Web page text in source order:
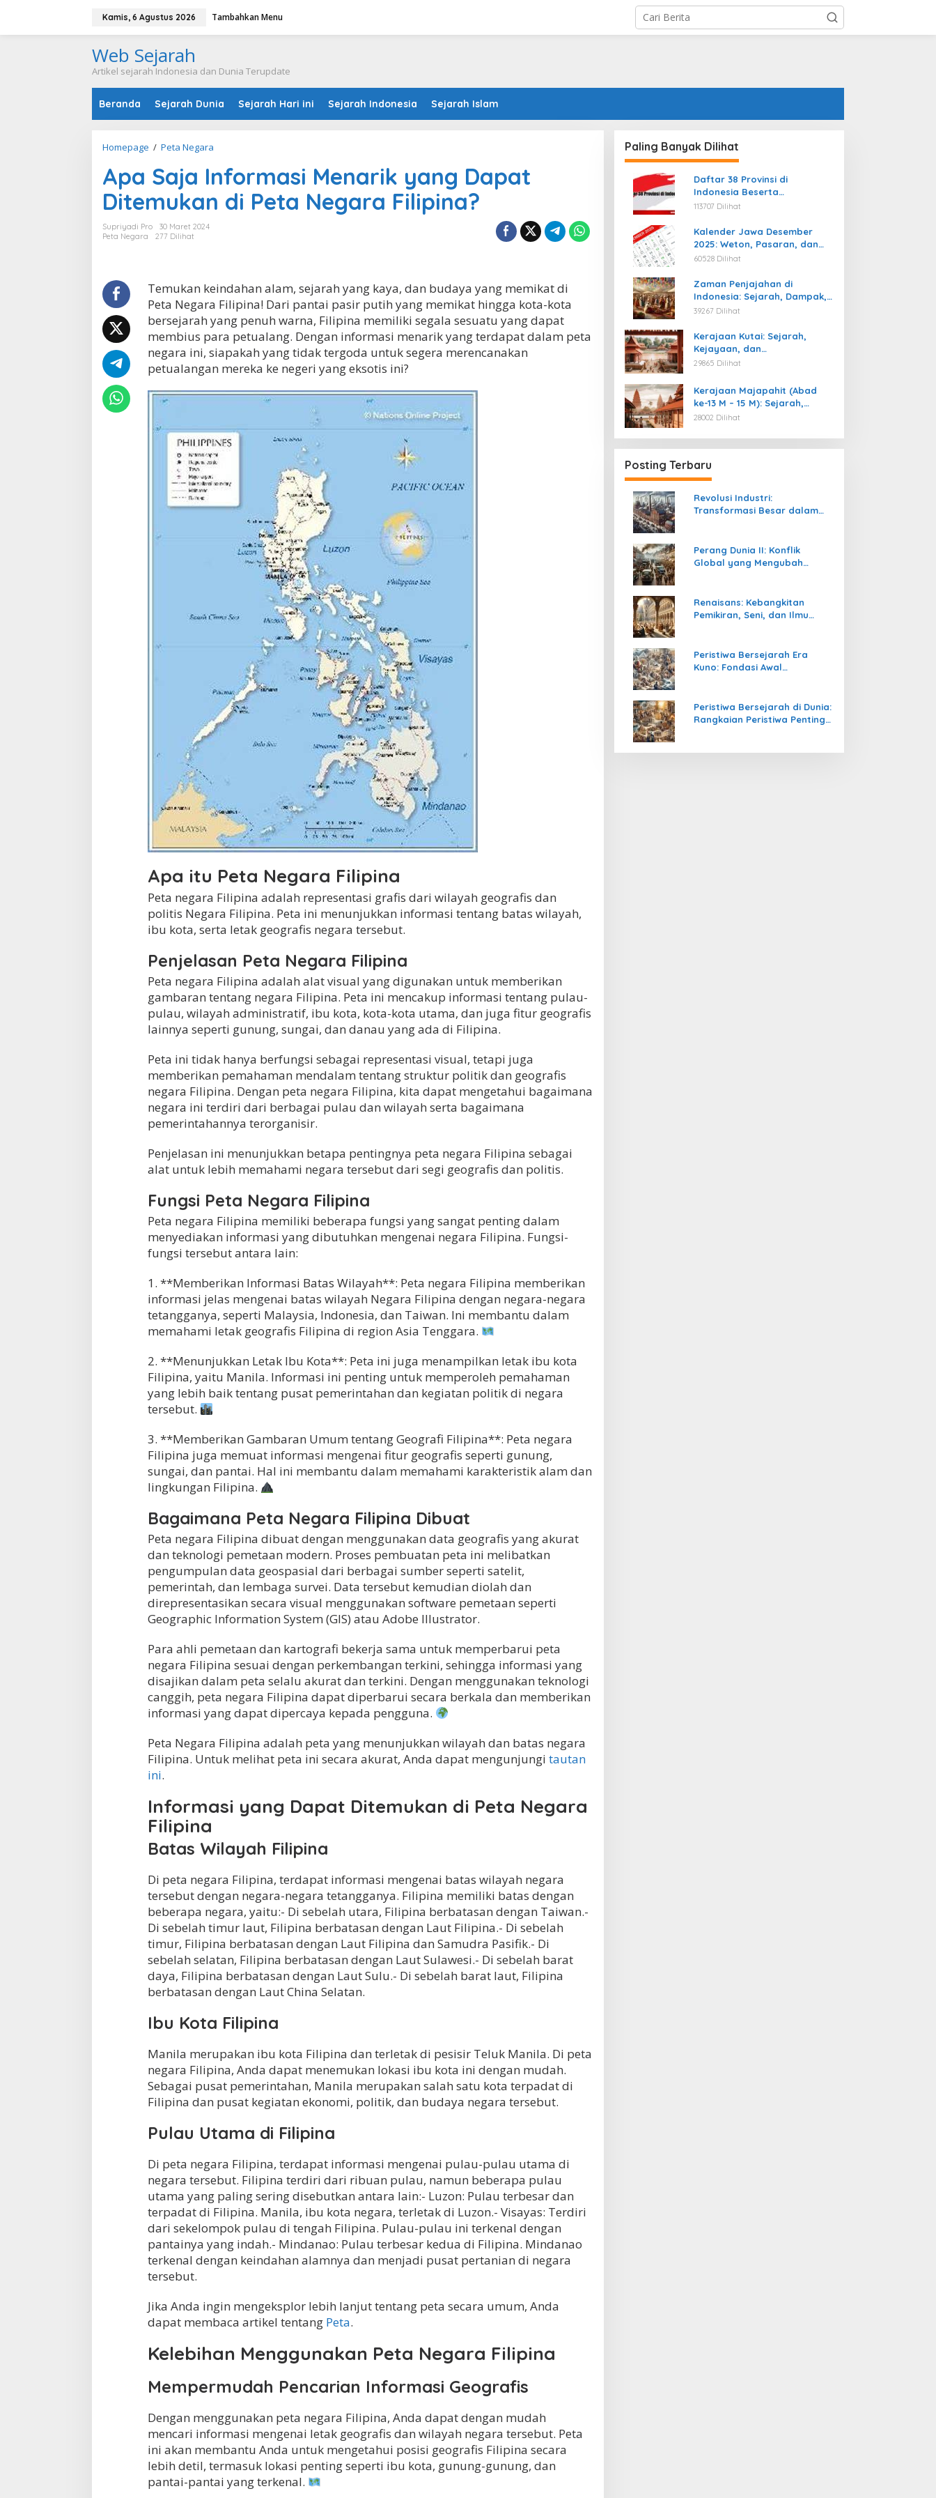
Kamis, 6 Agustus 2026 Tambahkan Menu
Web Sejarah
Artikel sejarah Indonesia dan Dunia Terupdate
Beranda Sejarah Dunia Sejarah Hari ini Sejarah Indonesia Sejarah Islam
Homepage / Peta Negara
a
S
a
j
r
m
a
s
i
M
e
n
r
y
a
n
D
p
u
k
P
e
t
a
N
F
l
i
a
?
Apa Saja Informasi Menarik yang Dapat
Ditemukan di Peta Negara Filipina?
Supriyadi Pro
30 Maret 2024
Peta Negara
277 Dilihat
Temukan keindahan alam, sejarah yang kaya, dan budaya yang memikat di
Peta Negara Filipina! Dari pantai pasir putih yang memikat hingga kota-kota
bersejarah yang penuh warna, Filipina memiliki segala sesuatu yang dapat
membius para petualang. Dengan informasi menarik yang terdapat dalam peta
negara ini, siapakah yang tidak tergoda untuk segera merencanakan
petualangan mereka ke negeri yang eksotis ini?
Apa itu Peta Negara Filipina
Peta negara Filipina adalah representasi grafis dari wilayah geografis dan
politis Negara Filipina. Peta ini menunjukkan informasi tentang batas wilayah,
ibu kota, serta letak geografis negara tersebut.
Penjelasan Peta Negara Filipina
Peta negara Filipina adalah alat visual yang digunakan untuk memberikan
gambaran tentang negara Filipina. Peta ini mencakup informasi tentang pulau-
pulau, wilayah administratif, ibu kota, kota-kota utama, dan juga fitur geografis
lainnya seperti gunung, sungai, dan danau yang ada di Filipina.
Peta ini tidak hanya berfungsi sebagai representasi visual, tetapi juga
memberikan pemahaman mendalam tentang struktur politik dan geografis
negara Filipina. Dengan peta negara Filipina, kita dapat mengetahui bagaimana
negara ini terdiri dari berbagai pulau dan wilayah serta bagaimana
pemerintahannya terorganisir.
Penjelasan ini menunjukkan betapa pentingnya peta negara Filipina sebagai
alat untuk lebih memahami negara tersebut dari segi geografis dan politis.
Fungsi Peta Negara Filipina
Peta negara Filipina memiliki beberapa fungsi yang sangat penting dalam
menyediakan informasi yang dibutuhkan mengenai negara Filipina. Fungsi-
fungsi tersebut antara lain:
1. **Memberikan Informasi Batas Wilayah**: Peta negara Filipina memberikan
informasi jelas mengenai batas wilayah Negara Filipina dengan negara-negara
tetangganya, seperti Malaysia, Indonesia, dan Taiwan. Ini membantu dalam
memahami letak geografis Filipina di region Asia Tenggara.
2. **Menunjukkan Letak Ibu Kota**: Peta ini juga menampilkan letak ibu kota
Filipina, yaitu Manila. Informasi ini penting untuk memperoleh pemahaman
yang lebih baik tentang pusat pemerintahan dan kegiatan politik di negara
tersebut.
3. **Memberikan Gambaran Umum tentang Geografi Filipina**: Peta negara
Filipina juga memuat informasi mengenai fitur geografis seperti gunung,
sungai, dan pantai. Hal ini membantu dalam memahami karakteristik alam dan
lingkungan Filipina.
Bagaimana Peta Negara Filipina Dibuat
Peta negara Filipina dibuat dengan menggunakan data geografis yang akurat
dan teknologi pemetaan modern. Proses pembuatan peta ini melibatkan
pengumpulan data geospasial dari berbagai sumber seperti satelit,
pemerintah, dan lembaga survei. Data tersebut kemudian diolah dan
direpresentasikan secara visual menggunakan software pemetaan seperti
Geographic Information System (GIS) atau Adobe Illustrator.
Para ahli pemetaan dan kartografi bekerja sama untuk memperbarui peta
negara Filipina sesuai dengan perkembangan terkini, sehingga informasi yang
disajikan dalam peta selalu akurat dan terkini. Dengan menggunakan teknologi
canggih, peta negara Filipina dapat diperbarui secara berkala dan memberikan
informasi yang dapat dipercaya kepada pengguna.
Peta Negara Filipina adalah peta yang menunjukkan wilayah dan batas negara
Filipina. Untuk melihat peta ini secara akurat, Anda dapat mengunjungi tautan
ini.
Informasi yang Dapat Ditemukan di Peta Negara
Filipina
Batas Wilayah Filipina
Di peta negara Filipina, terdapat informasi mengenai batas wilayah negara
tersebut dengan negara-negara tetangganya. Filipina memiliki batas dengan
beberapa negara, yaitu:- Di sebelah utara, Filipina berbatasan dengan Taiwan.-
Di sebelah timur laut, Filipina berbatasan dengan Laut Filipina.- Di sebelah
timur, Filipina berbatasan dengan Laut Filipina dan Samudra Pasifik.- Di
sebelah selatan, Filipina berbatasan dengan Laut Sulawesi.- Di sebelah barat
daya, Filipina berbatasan dengan Laut Sulu.- Di sebelah barat laut, Filipina
berbatasan dengan Laut China Selatan.
Ibu Kota Filipina
Manila merupakan ibu kota Filipina dan terletak di pesisir Teluk Manila. Di peta
negara Filipina, Anda dapat menemukan lokasi ibu kota ini dengan mudah.
Sebagai pusat pemerintahan, Manila merupakan salah satu kota terpadat di
Filipina dan pusat kegiatan ekonomi, politik, dan budaya negara tersebut.
Pulau Utama di Filipina
Di peta negara Filipina, terdapat informasi mengenai pulau-pulau utama di
negara tersebut. Filipina terdiri dari ribuan pulau, namun beberapa pulau
utama yang paling sering disebutkan antara lain:- Luzon: Pulau terbesar dan
terpadat di Filipina. Manila, ibu kota negara, terletak di Luzon.- Visayas: Terdiri
dari sekelompok pulau di tengah Filipina. Pulau-pulau ini terkenal dengan
pantainya yang indah.- Mindanao: Pulau terbesar kedua di Filipina. Mindanao
terkenal dengan keindahan alamnya dan menjadi pusat pertanian di negara
tersebut.
Jika Anda ingin mengeksplor lebih lanjut tentang peta secara umum, Anda
dapat membaca artikel tentang Peta.
Kelebihan Menggunakan Peta Negara Filipina
Mempermudah Pencarian Informasi Geografis
Dengan menggunakan peta negara Filipina, Anda dapat dengan mudah
mencari informasi mengenai letak geografis dan wilayah negara tersebut. Peta
ini akan membantu Anda untuk mengetahui posisi geografis Filipina secara
lebih detil, termasuk lokasi penting seperti ibu kota, gunung-gunung, dan
pantai-pantai yang terkenal.
Paling Banyak Dilihat
Daftar 38 Provinsi di
Indonesia Beserta
Ibukotanya Terbaru
113707 Dilihat
Kalender Jawa Desember
2025: Weton, Pasaran, dan
Hari Baik
60528 Dilihat
Zaman Penjajahan di
Indonesia: Sejarah, Dampak,
dan Perjuangan Menuju
39267 Dilihat
Kerajaan Kutai: Sejarah,
Kejayaan, dan
Peninggalannya (Abad ke-4
29865 Dilihat
Kerajaan Majapahit (Abad
ke-13 M – 15 M): Sejarah,
Kejayaan, dan
28002 Dilihat
Posting Terbaru
Revolusi Industri:
Transformasi Besar dalam
Perang Dunia II: Konflik
Global yang Mengubah
Renaisans: Kebangkitan
Pemikiran, Seni, dan Ilmu
Peristiwa Bersejarah Era
Kuno: Fondasi Awal
Peristiwa Bersejarah di Dunia:
Rangkaian Peristiwa Penting